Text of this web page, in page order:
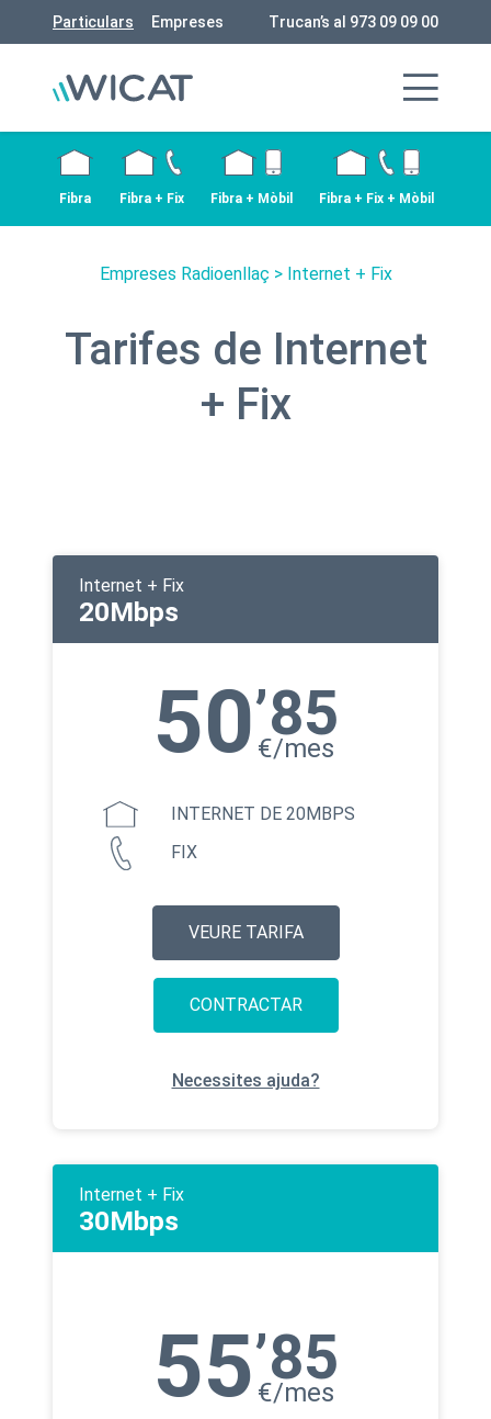
Particulars Empreses Trucan’s al 973 09 09 00
Fibra Fibra + Fix Fibra + Mòbil Fibra + Fix + Mòbil
Empreses Radioenllaç > Internet + Fix
Tarifes de Internet
+ Fix
Internet + Fix
20Mbps
50’85
€/mes
INTERNET DE 20MBPS
FIX
VEURE TARIFA
CONTRACTAR
Necessites ajuda?
Internet + Fix
30Mbps
55’85
€/mes